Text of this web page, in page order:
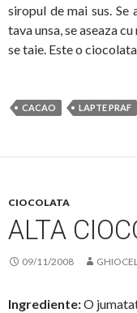
siropul de mai sus. Se
tava unsa, se aseaza
se taie. Este o
CACAO LAPTE PRAF
CIOCOLATA
ALTA
09/11/2008
Ingrediente:O